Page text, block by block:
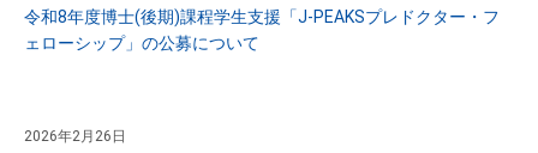
令和8年度博士(後期)課程学生支援「J-PEAKSプレドクター・フ
ェローシップ」の公募について
2026年2月26日